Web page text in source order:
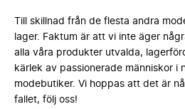
Till skillnad från de flesta andra
lager. Faktum är att vi inte äger
alla våra produkter utvalda,
kärlek av passionerade människor i
modebutiker. Vi hoppas att det är
fallet, följ oss!